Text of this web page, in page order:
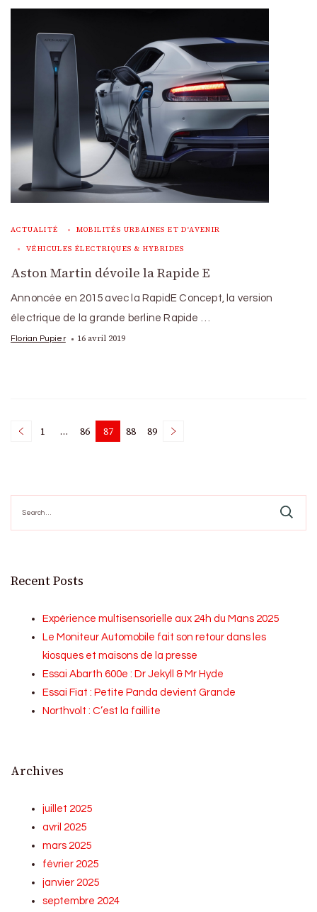
ACTUALITÉ MOBILITÉS URBAINES ET D'AVENIR
VÉHICULES ÉLECTRIQUES & HYBRIDES
Aston Martin dévoile la Rapide E
Annoncée en 2015 avec la RapidE Concept, la version
électrique de la grande berline Rapide …
Florian Pupier 16 avril 2019
Posts
Page
1 … Page
86 Page
87 Page
88 Page
89
for:
Recent Posts
Expérience multisensorielle aux 24h du Mans 2025
Le Moniteur Automobile fait son retour dans les
kiosques et maisons de la presse
Essai Abarth 600e : Dr Jekyll & Mr Hyde
Essai Fiat : Petite Panda devient Grande
Northvolt : C’est la faillite
Archives
juillet 2025
avril 2025
mars 2025
février 2025
janvier 2025
septembre 2024